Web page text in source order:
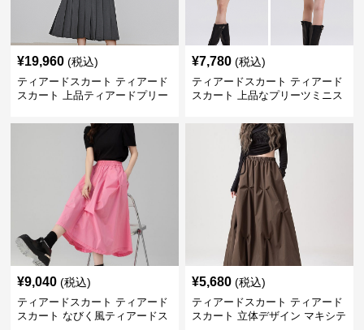
¥19,960 (税込)
ティアードスカート ティアード
スカート 上品ティアードプリー
¥7,780 (税込)
ティアードスカート ティアード
スカート 上品なプリーツミニス
¥9,040 (税込)
ティアードスカート ティアード
スカート なびく風ティアードス
¥5,680 (税込)
ティアードスカート ティアード
スカート 立体デザイン マキシテ